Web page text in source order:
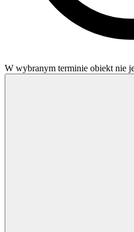
W wybranym terminie obiekt nie